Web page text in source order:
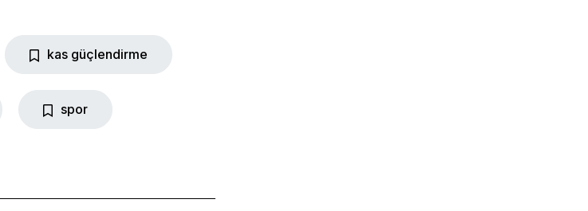
kas güçlendirme
spor